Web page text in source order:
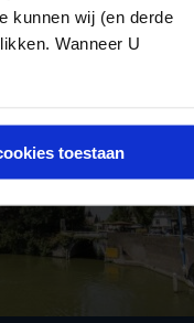
kunnen wij (en derde
Wanneer U
toestaan